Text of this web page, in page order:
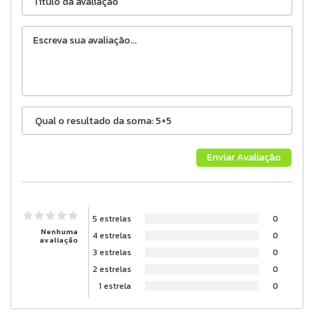
Nenhuma
avaliação
5 estrelas
0
4 estrelas
0
3 estrelas
0
2 estrelas
0
1 estrela
0